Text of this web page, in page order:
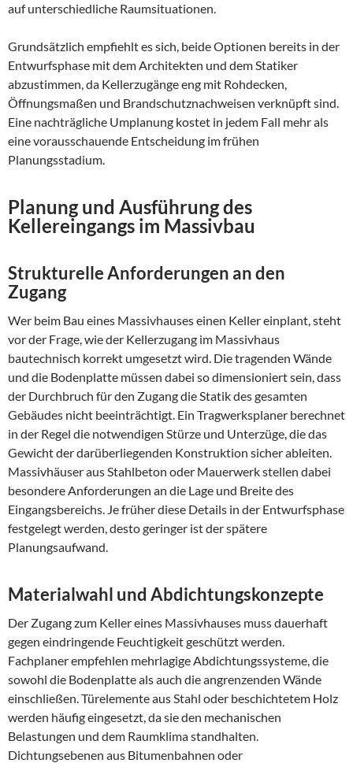
auf unterschiedliche Raumsituationen.
Grundsätzlich empfiehlt es sich, beide Optionen bereits in der
Entwurfsphase mit dem Architekten und dem Statiker
abzustimmen, da Kellerzugänge eng mit Rohdecken,
Öffnungsmaßen und Brandschutznachweisen verknüpft sind.
Eine nachträgliche Umplanung kostet in jedem Fall mehr als
eine vorausschauende Entscheidung im frühen
Planungsstadium.
Planung und Ausführung des
Kellereingangs im Massivbau
Strukturelle Anforderungen an den
Zugang
Wer beim Bau eines Massivhauses einen Keller einplant, steht
vor der Frage, wie der Kellerzugang im Massivhaus
bautechnisch korrekt umgesetzt wird. Die tragenden Wände
und die Bodenplatte müssen dabei so dimensioniert sein, dass
der Durchbruch für den Zugang die Statik des gesamten
Gebäudes nicht beeinträchtigt. Ein Tragwerksplaner berechnet
in der Regel die notwendigen Stürze und Unterzüge, die das
Gewicht der darüberliegenden Konstruktion sicher ableiten.
Massivhäuser aus Stahlbeton oder Mauerwerk stellen dabei
besondere Anforderungen an die Lage und Breite des
Eingangsbereichs. Je früher diese Details in der Entwurfsphase
festgelegt werden, desto geringer ist der spätere
Planungsaufwand.
Materialwahl und Abdichtungskonzepte
Der Zugang zum Keller eines Massivhauses muss dauerhaft
gegen eindringende Feuchtigkeit geschützt werden.
Fachplaner empfehlen mehrlagige Abdichtungssysteme, die
sowohl die Bodenplatte als auch die angrenzenden Wände
einschließen. Türelemente aus Stahl oder beschichtetem Holz
werden häufig eingesetzt, da sie den mechanischen
Belastungen und dem Raumklima standhalten.
Dichtungsebenen aus Bitumenbahnen oder